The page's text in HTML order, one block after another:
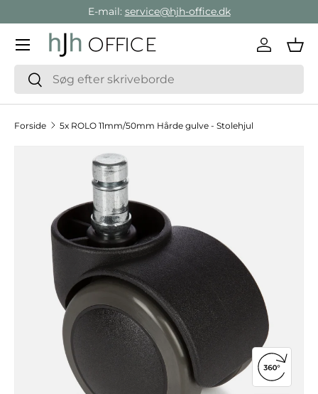
Gå direkte til indholdet
E-mail: service@hjh-office.dk
SøgSøg
Log ind
Menu
Forside 5x ROLO 11mm/50mm Hårde gulve - Stolehjul
Hop til produktinformation
Åbn